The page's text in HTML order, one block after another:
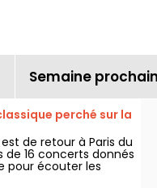
Semaine
perché sur la
de retour à Paris du
de 16 concerts donnés
pour écouter les